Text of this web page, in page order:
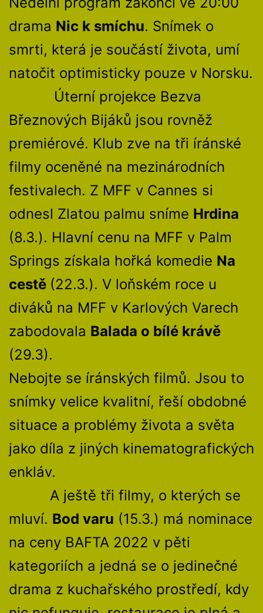
drama Nic k smíchu. Snímek o
smrti, která je součástí života, umí
natočit optimisticky pouze v Norsku.
Úterní projekce Bezva
Březnových Bijáků jsou rovněž
premiérové. Klub zve na tři íránské
filmy oceněné na mezinárodních
festivalech. Z MFF v Cannes si
odnesl Zlatou palmu sníme Hrdina
(8.3.). Hlavní cenu na MFF v Palm
Springs získala hořká komedie Na
cestě (22.3.). V loňském roce u
diváků na MFF v Karlových Varech
zabodovala Balada o bílé krávě
(29.3).
Nebojte se íránských filmů. Jsou to
snímky velice kvalitní, řeší obdobné
situace a problémy života a světa
jako díla z jiných kinematografických
enkláv.
A ještě tři filmy, o kterých se
mluví. Bod varu (15.3.) má nominace
na ceny BAFTA 2022 v pěti
kategoriích a jedná se o jedinečné
drama z kuchařského prostředí, kdy